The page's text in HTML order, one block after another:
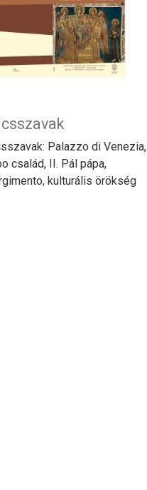
Palazzo di Venezia,
család, II. Pál pápa,
kulturális örökség